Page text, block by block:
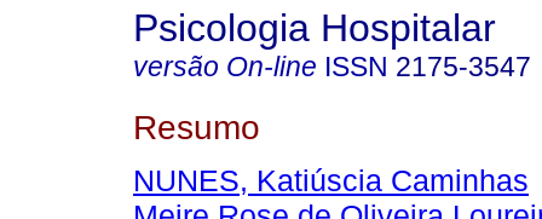
Psicologia Hospitalar
versão On-line ISSN 2175-3547
Resumo
NUNES, Katiúscia Caminhas